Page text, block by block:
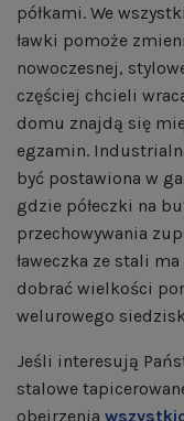
półkami. We
ławki pomoże
nowoczesnej,
częściej chcieli
domu znajdą się
egzamin.
być postawiona w
gdzie półeczki na
przechowywania
ławeczka ze stali
dobrać wielkości
welurowego
Jeśli interesują
stalowe
obejrzenia